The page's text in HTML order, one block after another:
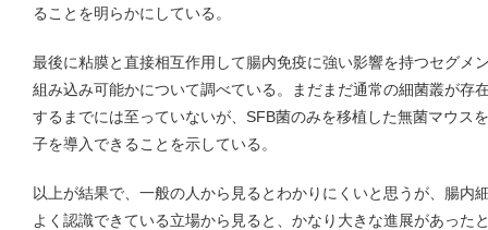
ることを明らかにしている。
最後に粘膜と直接相互作用して腸内免疫に強い影響を持つセグメ
組み込み可能かについて調べている。まだまだ通常の細菌叢が存
するまでには至っていないが、SFB菌のみを移植した無菌マウス
子を導入できることを示している。
以上が結果で、一般の人から見るとわかりにくいと思うが、腸内
よく認識できている立場から見ると、かなり大きな進展があった